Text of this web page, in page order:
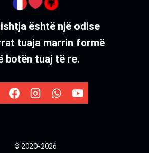
është një odise
tuaja marrin formë
botën tuaj të re.
© 2020-2026